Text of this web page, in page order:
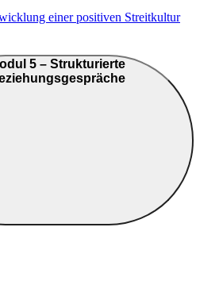
einer positiven Streitkultur
5 – Strukturierte